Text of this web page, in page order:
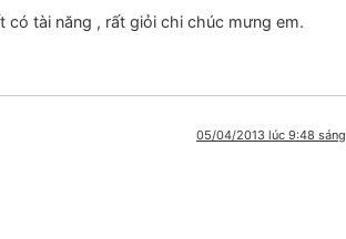
tài năng , rất giỏi chi chúc mưng em.
05/04/2013 lúc 9:48 sáng